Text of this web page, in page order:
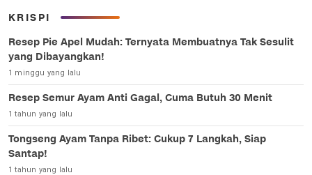
KRISPI
Resep Pie Apel Mudah: Ternyata Membuatnya Tak Sesulit
yang Dibayangkan!
1 minggu yang lalu
Resep Semur Ayam Anti Gagal, Cuma Butuh 30 Menit
1 tahun yang lalu
Tongseng Ayam Tanpa Ribet: Cukup 7 Langkah, Siap
Santap!
1 tahun yang lalu